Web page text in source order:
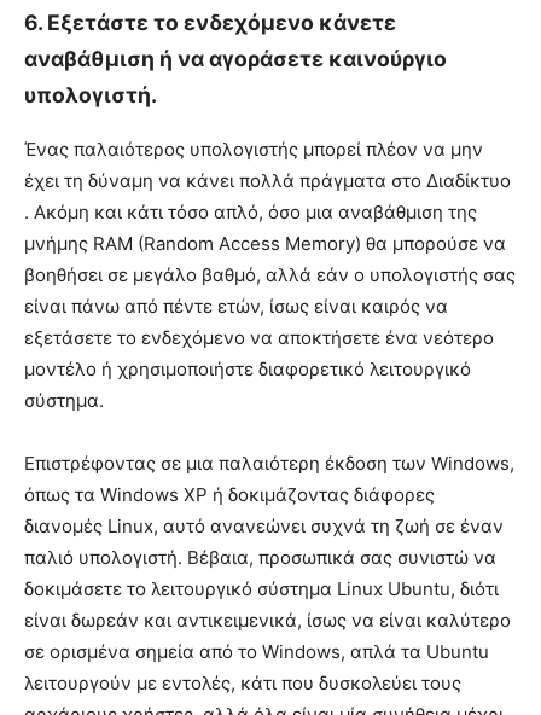
6. Εξετάστε το ενδεχόμενο κάνετε
αναβάθμιση ή να αγοράσετε καινούργιο
υπολογιστή.
Ένας παλαιότερος υπολογιστής μπορεί πλέον να μην
έχει τη δύναμη να κάνει πολλά πράγματα στο Διαδίκτυο
. Ακόμη και κάτι τόσο απλό, όσο μια αναβάθμιση της
μνήμης RAM (Random Access Memory) θα μπορούσε να
βοηθήσει σε μεγάλο βαθμό, αλλά εάν ο υπολογιστής σας
είναι πάνω από πέντε ετών, ίσως είναι καιρός να
εξετάσετε το ενδεχόμενο να αποκτήσετε ένα νεότερο
μοντέλο ή χρησιμοποιήστε διαφορετικό λειτουργικό
σύστημα.
Επιστρέφοντας σε μια παλαιότερη έκδοση των Windows,
όπως τα Windows XP ή δοκιμάζοντας διάφορες
διανομές Linux, αυτό ανανεώνει συχνά τη ζωή σε έναν
παλιό υπολογιστή. Βέβαια, προσωπικά σας συνιστώ να
δοκιμάσετε το λειτουργικό σύστημα Linux Ubuntu, διότι
είναι δωρεάν και αντικειμενικά, ίσως να είναι καλύτερο
σε ορισμένα σημεία από το Windows, απλά τα Ubuntu
λειτουργούν με εντολές, κάτι που δυσκολεύει τους